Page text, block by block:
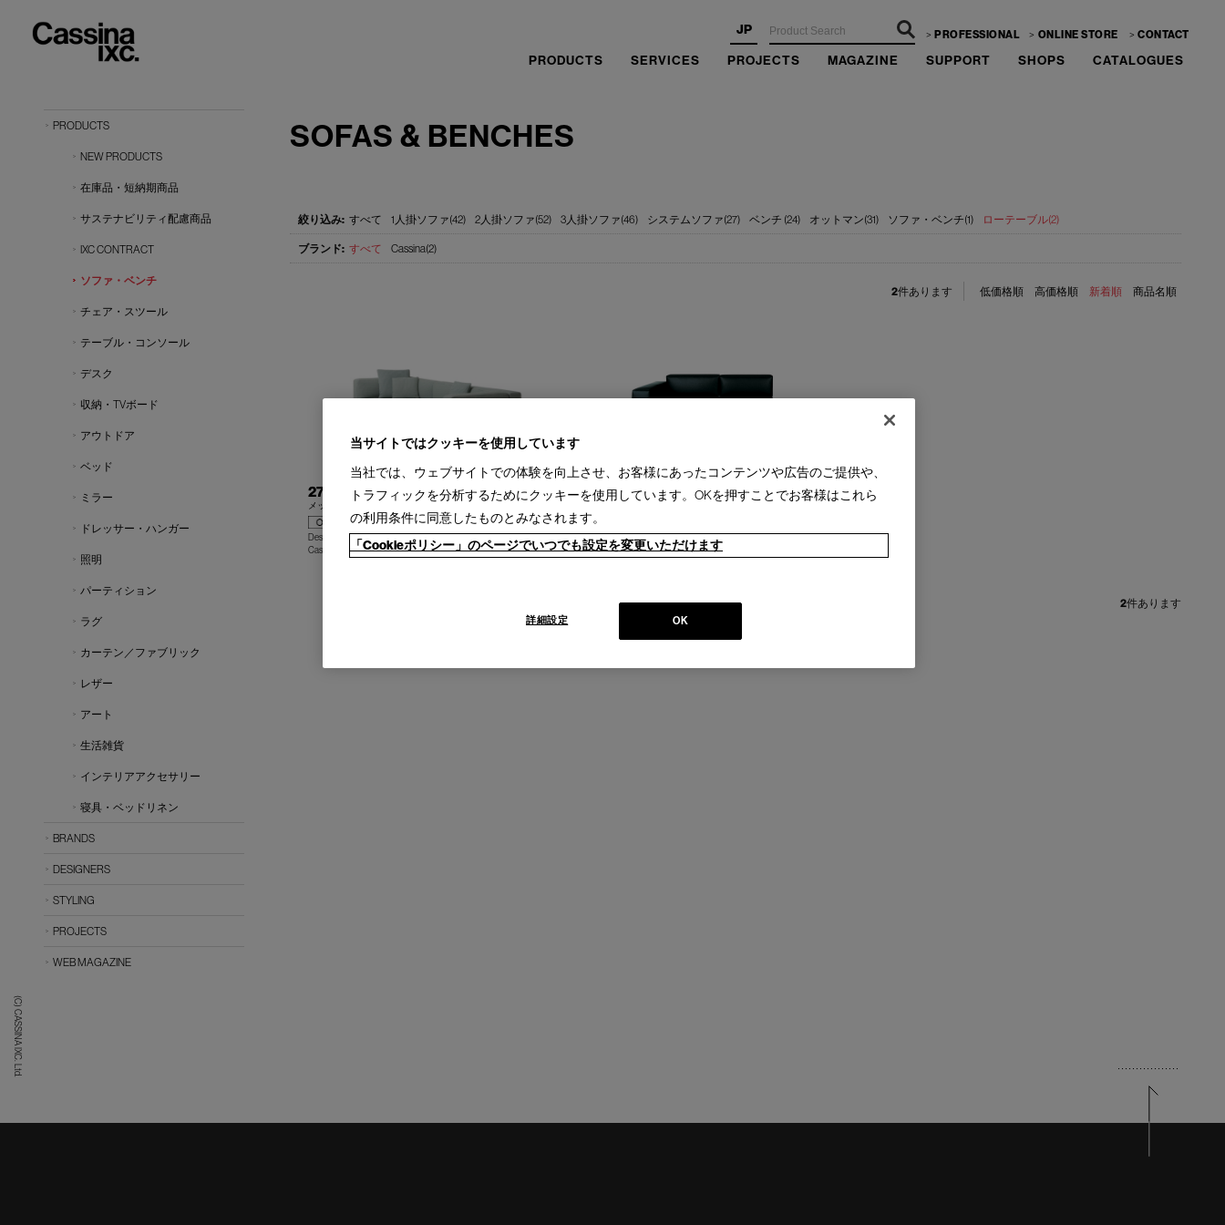
JP PROFESSIONAL ONLINE STORE CONTACT
PRODUCTS SERVICES PROJECTS MAGAZINE SUPPORT SHOPS CATALOGUES
(C) CASSINA IXC. Ltd.
SOFAS & BENCHES
すべて 1人掛ソファ(42) 2人掛ソファ(52) 3人掛ソファ(46) システムソファ(27) ベンチ (24) オットマン(31) ソファ・ベンチ(1) ローテーブル(2)
すべて Cassina(2)
低価格順 高価格順 新着順 商品名順
2件あります
273 MEX-HI OUTDOOR
メックス-ハイ アウトドア システムソファ／ローテーブル
Design : PIERO LISSONI
Cassina | Contemporary Collection
+
514 REFOLO
レフォロ ソファ
Cassina | I Maestri Collection
+
2件あります
PRODUCTS
NEW PRODUCTS
在庫品・短納期商品
サステナビリティ配慮商品
IXC CONTRACT
ソファ・ベンチ
チェア・スツール
テーブル・コンソール
デスク
収納・TVボード
アウトドア
ベッド
ミラー
ドレッサー・ハンガー
照明
パーティション
ラグ
カーテン／ファブリック
レザー
アート
生活雑貨
インテリアアクセサリー
寝具・ベッドリネン
BRANDS
DESIGNERS
STYLING
PROJECTS
WEB MAGAZINE
当サイトではクッキーを使用しています
当社では、ウェブサイトでの体験を向上させ、お客様にあったコンテンツや広告のご提供や、
トラフィックを分析するためにクッキーを使用しています。OKを押すことでお客様はこれら
の利用条件に同意したものとみなされます。
「Cookieポリシー」のページでいつでも設定を変更いただけます
OK
詳細設定